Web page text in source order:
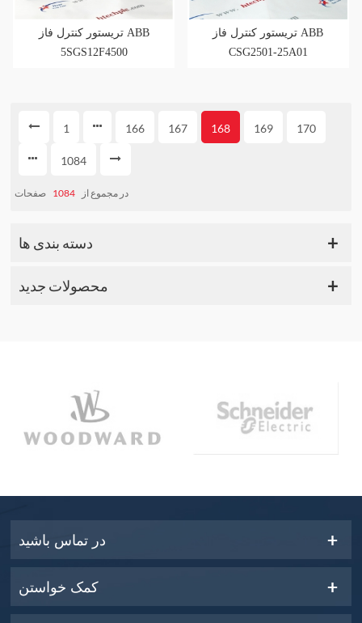
تریستور کنترل فاز ABB
5SGS12F4500
تریستور کنترل فاز ABB
CSG2501-25A01
1 166 167 168 169 170
1084
در مجموع از 1084 صفحات
دسته بندی ها
محصولات جدید
در تماس باشید
کمک خواستن